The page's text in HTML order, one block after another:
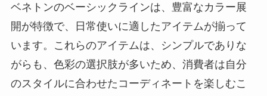
ベネトンのベーシックラインは、豊富なカラー展
開が特徴で、日常使いに適したアイテムが揃って
います。これらのアイテムは、シンプルでありな
がらも、色彩の選択肢が多いため、消費者は自分
のスタイルに合わせたコーディネートを楽しむこ